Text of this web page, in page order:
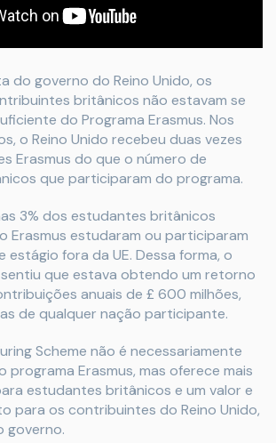
do governo do Reino Unido, os
britânicos não estavam se
do Programa Erasmus. Nos
o Reino Unido recebeu duas vezes
Erasmus do que o número de
que participaram do programa.
3% dos estudantes britânicos
Erasmus estudaram ou participaram
estágio fora da UE. Dessa forma, o
que estava obtendo um retorno
anuais de £ 600 milhões,
de qualquer nação participante.
Scheme não é necessariamente
programa Erasmus, mas oferece mais
estudantes britânicos e um valor e
para os contribuintes do Reino Unido,
governo.